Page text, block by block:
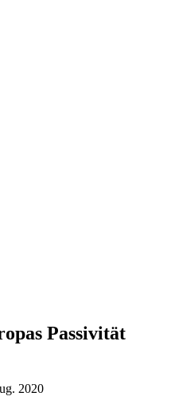
Passi­vität
2020